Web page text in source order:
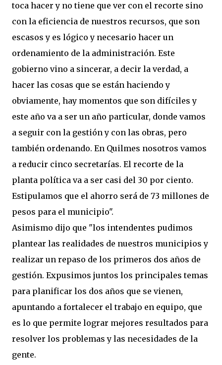
toca hacer y no tiene que ver con el recorte sino
con la eficiencia de nuestros recursos, que son
escasos y es lógico y necesario hacer un
ordenamiento de la administración. Este
gobierno vino a sincerar, a decir la verdad, a
hacer las cosas que se están haciendo y
obviamente, hay momentos que son difíciles y
este año va a ser un año particular, donde vamos
a seguir con la gestión y con las obras, pero
también ordenando. En Quilmes nosotros vamos
a reducir cinco secretarías. El recorte de la
planta política va a ser casi del 30 por ciento.
Estipulamos que el ahorro será de 73 millones de
pesos para el municipio".
Asimismo dijo que "los intendentes pudimos
plantear las realidades de nuestros municipios y
realizar un repaso de los primeros dos años de
gestión. Expusimos juntos los principales temas
para planificar los dos años que se vienen,
apuntando a fortalecer el trabajo en equipo, que
es lo que permite lograr mejores resultados para
resolver los problemas y las necesidades de la
gente.